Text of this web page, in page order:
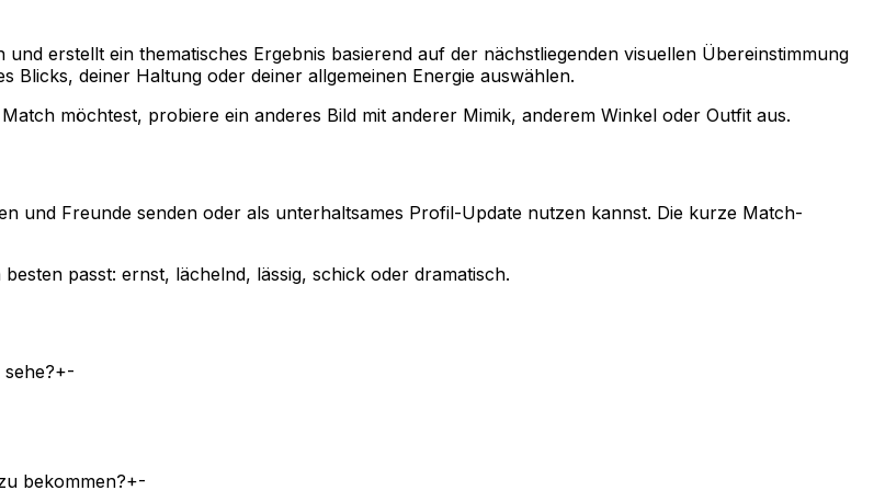
erstellt ein thematisches Ergebnis basierend auf der nächstliegenden visuellen Übereinstimmung
Blicks, deiner Haltung oder deiner allgemeinen Energie auswählen.
möchtest, probiere ein anderes Bild mit anderer Mimik, anderem Winkel oder Outfit aus.
und Freunde senden oder als unterhaltsames Profil-Update nutzen kannst. Die kurze Match-
passt: ernst, lächelnd, lässig, schick oder dramatisch.
+-
bekommen?+-